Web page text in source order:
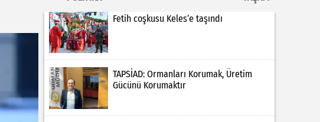
Fetih coşkusu Keles’e taşındı
TAPSİAD: Ormanları Korumak, Üretim
Gücünü Korumaktır